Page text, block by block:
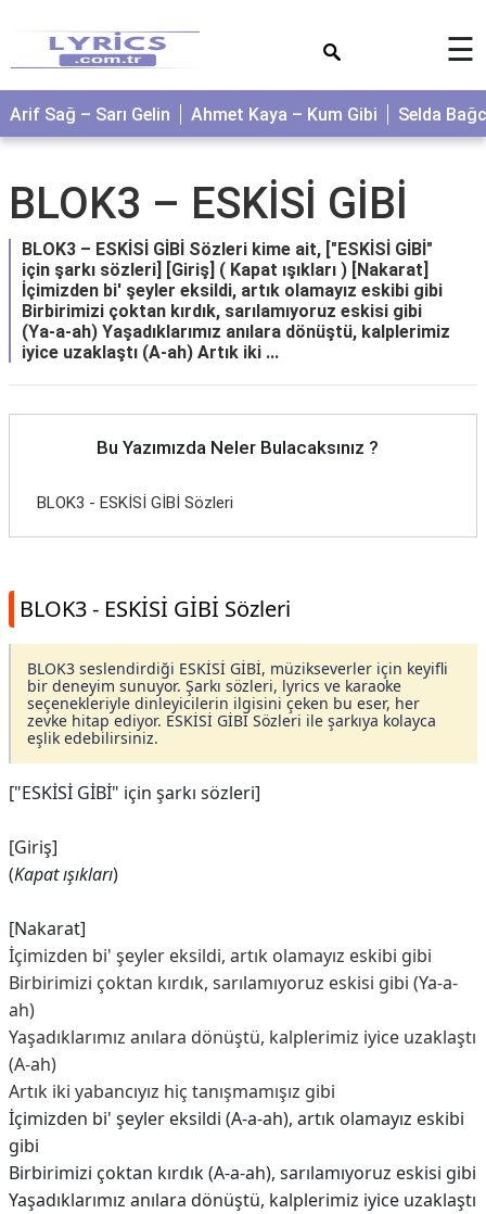
☰
Arif Sağ – Sarı Gelin Ahmet Kaya – Kum Gibi Selda
BLOK3 – ESKİSİ GİBİ
BLOK3 – ESKİSİ GİBİ Sözleri kime ait, ["ESKİSİ GİBİ"
için şarkı sözleri] [Giriş] ( Kapat ışıkları ) [Nakarat]
İçimizden bi' şeyler eksildi, artık olamayız eskibi gibi
Birbirimizi çoktan kırdık, sarılamıyoruz eskisi gibi
(Ya-a-ah) Yaşadıklarımız anılara dönüştü, kalplerimiz
iyice uzaklaştı (A-ah) Artık iki ...
Bu Yazımızda Neler Bulacaksınız ?
BLOK3 - ESKİSİ GİBİ Sözleri
BLOK3 - ESKİSİ GİBİ Sözleri
BLOK3 seslendirdiği ESKİSİ GİBİ, müzikseverler için keyifli
bir deneyim sunuyor. Şarkı sözleri, lyrics ve karaoke
seçenekleriyle dinleyicilerin ilgisini çeken bu eser, her
zevke hitap ediyor. ESKİSİ GİBİ Sözleri ile şarkıya kolayca
eşlik edebilirsiniz.
["ESKİSİ GİBİ" için şarkı sözleri]
[Giriş]
(Kapat ışıkları)
[Nakarat]
İçimizden bi' şeyler eksildi, artık olamayız eskibi gibi
Birbirimizi çoktan kırdık, sarılamıyoruz eskisi gibi (Ya-a-
ah)
Yaşadıklarımız anılara dönüştü, kalplerimiz iyice uzaklaştı
(A-ah)
Artık iki yabancıyız hiç tanışmamışız gibi
İçimizden bi' şeyler eksildi (A-a-ah), artık olamayız eskibi
gibi
Birbirimizi çoktan kırdık (A-a-ah), sarılamıyoruz eskisi gibi
Yaşadıklarımız anılara dönüştü, kalplerimiz iyice uzaklaştı